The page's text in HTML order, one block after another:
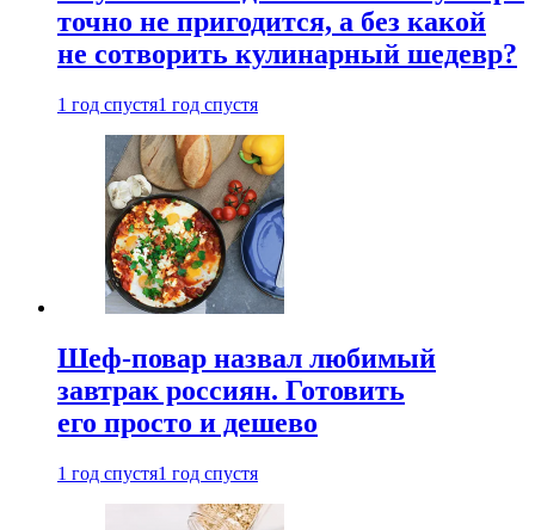
точно не пригодится, а без какой
не сотворить кулинарный шедевр?
1 год спустя1 год спустя
Шеф-повар назвал любимый
завтрак россиян. Готовить
его просто и дешево
1 год спустя1 год спустя